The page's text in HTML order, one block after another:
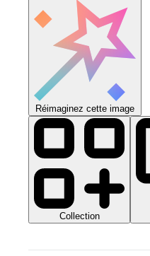
Réimaginez cette image
Collection